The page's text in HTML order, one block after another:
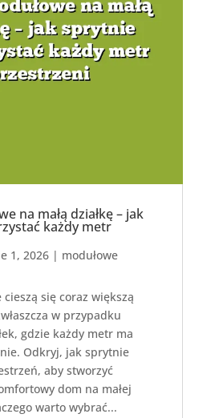
na małą działkę – jak
każdy metr
1, 2026| modułowe
cieszą się coraz większą
w przypadku
gdzie każdy metr ma
Odkryj, jak sprytnie
aby stworzyć
dom na małej
warto wybrać...